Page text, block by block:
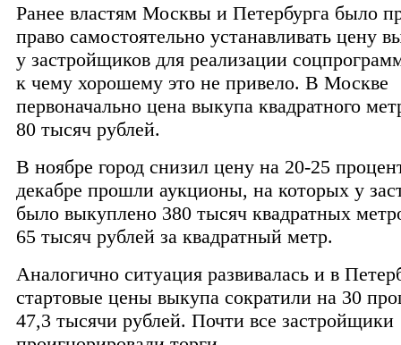
Ранее властям Москвы и Петербурга было
право самостоятельно устанавливать цену
у застройщиков для реализации
к чему хорошему это не привело. В Москве
первоначально цена выкупа квадратного
80 тысяч рублей.
В ноябре город снизил цену на 20-25
декабре прошли аукционы, на которых у
было выкуплено 380 тысяч квадратных
65 тысяч рублей за квадратный метр.
Аналогично ситуация развивалась и в
стартовые цены выкупа сократили на 30
47,3 тысячи рублей. Почти все застройщики